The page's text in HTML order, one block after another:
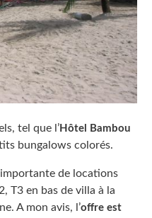
tel que l’ Hôtel Bambou
bungalows colorés.
de locations
T3 en bas de villa à la
A mon avis, l’offre est